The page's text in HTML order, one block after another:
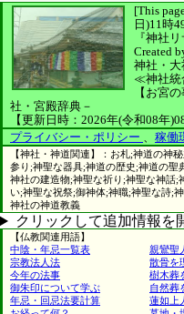
[This
日)11時
『神社
Created
神社・
≪神社統
【お宮
社・宮殿辞典－
【更新日時：2026年(令和08年
プライバシー・ポリシー 、 稼働
【神社・神道関連】：お札;神道の神
参り;神聖な器具;神道の歴史;神道の聖
神社の建造物;神聖な祈り;神聖な神話
い;神聖な祝祭;御神体;神職;神聖な詩;
神社の神道教義
クリックして追加情報を
【仏教関連用語】
中陰・年忌一覧表
親鸞聖
宗教法人法
散骨を
今年の法事
樹木葬
御朱印について学ぶ
自然葬
年忌・回忌法要計算
蓮如上